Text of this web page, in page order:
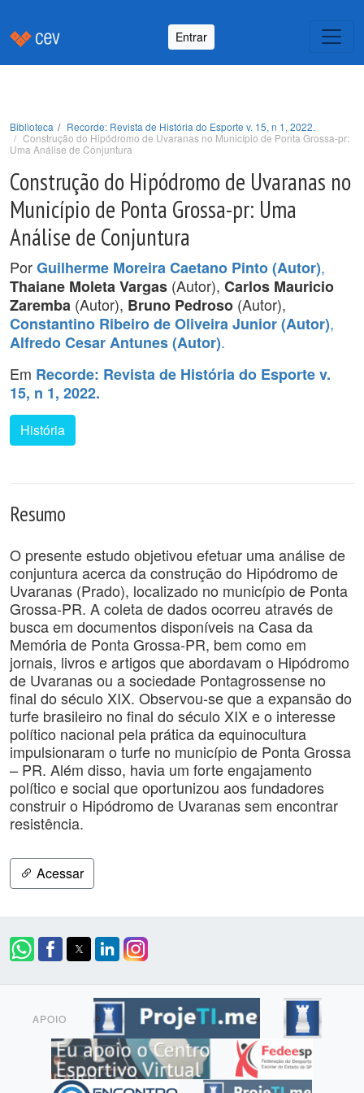
Entrar
Biblioteca
Recorde: Revista de História do Esporte v. 15, n 1, 2022.
Construção do Hipódromo de Uvaranas no Município de Ponta Grossa-pr:
Uma Análise de Conjuntura
Construção do Hipódromo de Uvaranas no
Município de Ponta Grossa-pr: Uma
Análise de Conjuntura
PorGuilherme Moreira Caetano Pinto (Autor),
Thaiane Moleta Vargas (Autor), Carlos Mauricio
Zaremba (Autor), Bruno Pedroso (Autor),
Constantino Ribeiro de Oliveira Junior (Autor),
Alfredo Cesar Antunes (Autor).
Em Recorde: Revista de História do Esporte v.
15, n 1, 2022.
História
Resumo
O presente estudo objetivou efetuar uma análise de
conjuntura acerca da construção do Hipódromo de
Uvaranas (Prado), localizado no município de Ponta
Grossa-PR. A coleta de dados ocorreu através de
busca em documentos disponíveis na Casa da
Memória de Ponta Grossa-PR, bem como em
jornais, livros e artigos que abordavam o Hipódromo
de Uvaranas ou a sociedade Pontagrossense no
final do século XIX. Observou-se que a expansão do
turfe brasileiro no final do século XIX e o interesse
político nacional pela prática da equinocultura
impulsionaram o turfe no município de Ponta Grossa
– PR. Além disso, havia um forte engajamento
político e social que oportunizou aos fundadores
construir o Hipódromo de Uvaranas sem encontrar
resistência.
Acessar
APOIO